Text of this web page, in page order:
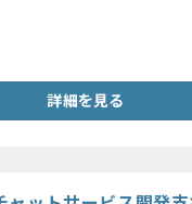
詳細を見る